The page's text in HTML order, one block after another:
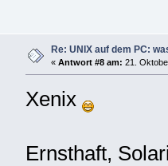
Re: UNIX auf dem PC:
« Antwort #8 am: 21.
Xenix
Ernsthaft,